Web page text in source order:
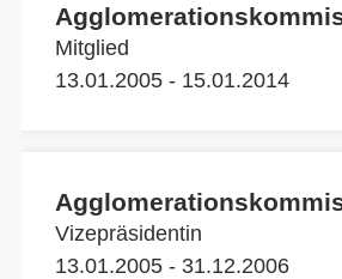
Mitglied
13.01.2005 - 15.01.2014
Vizepräsidentin
13.01.2005 - 31.12.2006